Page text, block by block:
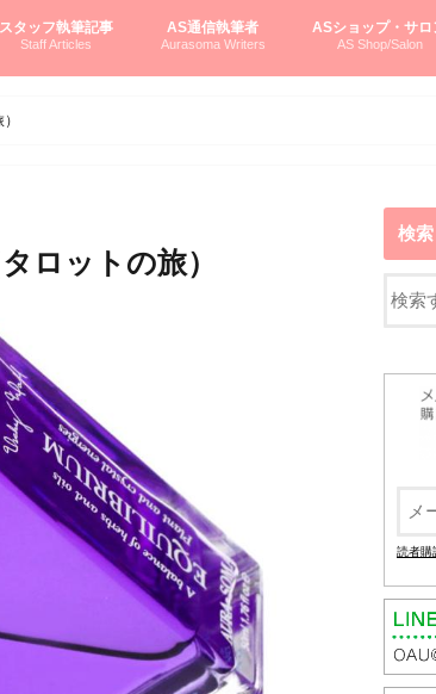
スタッフ執筆記事
Staff Articles
AS通信執筆者
Aurasoma Writers
ASショップ・サロ
AS Shop/Salon
ロットの旅）
検索
読者購